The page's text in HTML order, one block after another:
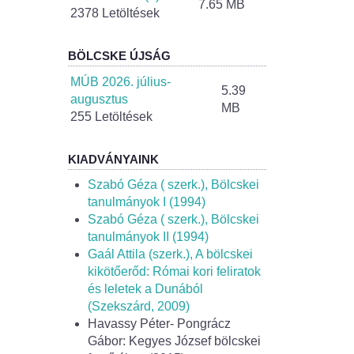
2378 Letöltések
7.65 MB
BÖLCSKE ÚJSÁG
MÚB 2026. július-
augusztus
255 Letöltések
5.39
MB
KIADVÁNYAINK
Szabó Géza ( szerk.), Bölcskei
tanulmányok I (1994)
Szabó Géza ( szerk.), Bölcskei
tanulmányok II (1994)
Gaál Attila (szerk.), A bölcskei
kikötőerőd: Római kori feliratok
és leletek a Dunából
(Szekszárd, 2009)
Havassy Péter- Pongrácz
Gábor: Kegyes József bölcskei